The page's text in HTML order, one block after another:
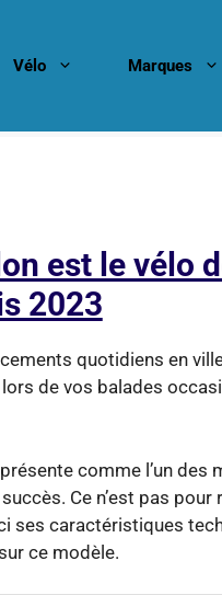
Vélo Marques
est le vélo
2023
quotidiens en
de vos balades
comme l’un des
Ce n’est pas pour
ses caractéristiques
ce modèle.